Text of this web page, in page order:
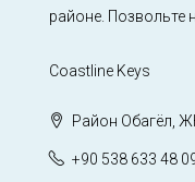
районе. Позвольте
Coastline Keys
Район Обагёл,
+90 538 633 48